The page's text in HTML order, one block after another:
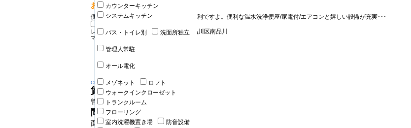
カウンターキッチン
システムキッチン
バス・トイレ別 洗面所独立
管理人常駐
オール電化
メゾネット
ロフト
ウォークインクローゼット
トランクルーム
フローリング
室内洗濯機置き場
防音設備
おすすめPOINT!
便利な電気コンロでお料理にも非常に便利ですよ。便利な温水洗浄便座/家電付/エアコンと嬉しい設備が充実･･･
レジディア南品川プレイス0203号室 品川区南品川
マンション
Change
賃料11.0万円
管理費 20000円
間取り1K
面積 20.09㎡